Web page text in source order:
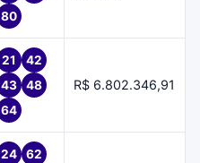
80
21
42
43
48
64
R$ 6.802.346,91
24
62